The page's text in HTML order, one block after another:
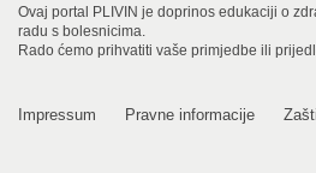
Ovaj portal PLIVIN je doprinos edukaciji o
radu s bolesnicima.
Rado ćemo prihvatiti vaše primjedbe ili
Impressum Pravne informacije